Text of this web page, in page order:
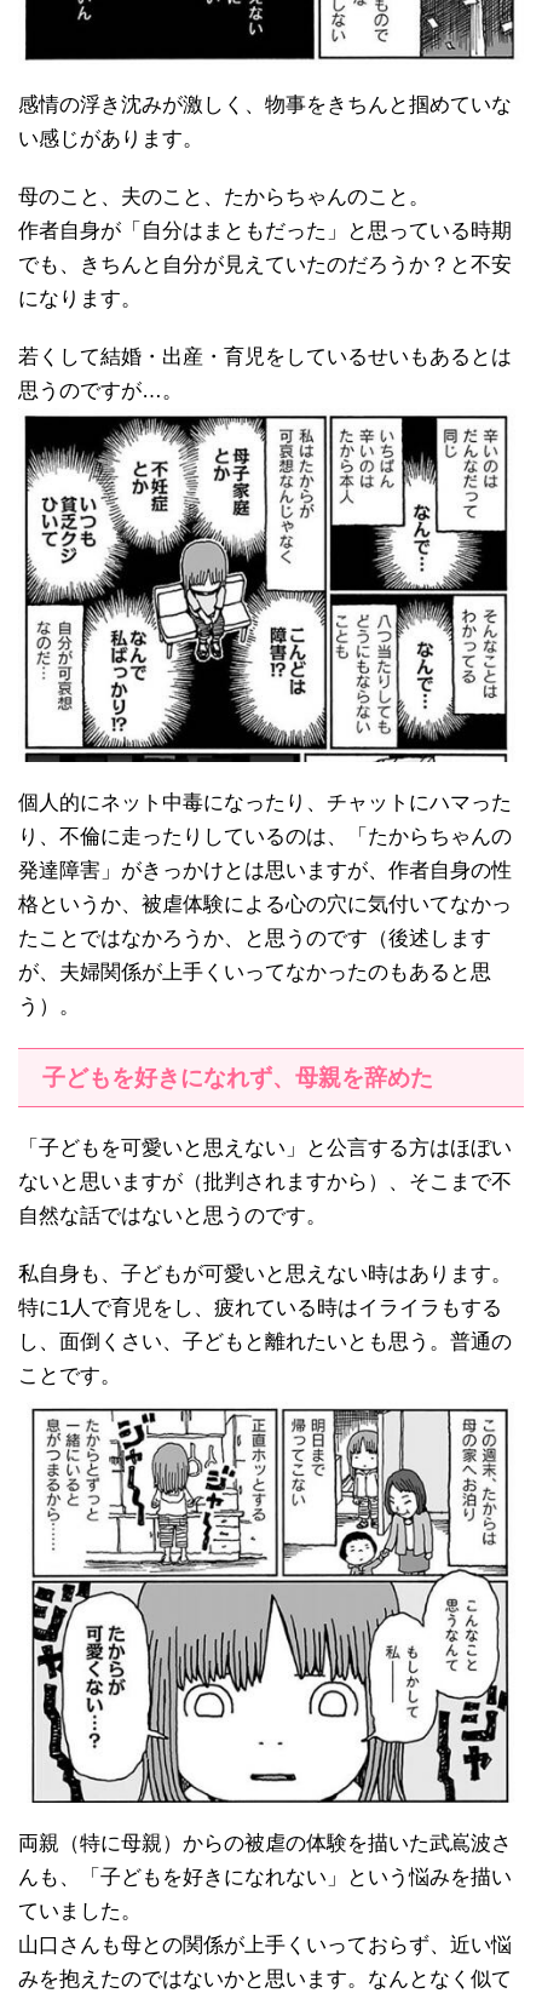
感情の浮き沈みが激しく、物事をきちんと掴めていな
い感じがあります。
母のこと、夫のこと、たからちゃんのこと。
作者自身が「自分はまともだった」と思っている時期
でも、きちんと自分が見えていたのだろうか？と不安
になります。
若くして結婚・出産・育児をしているせいもあるとは
思うのですが…。
個人的にネット中毒になったり、チャットにハマった
り、不倫に走ったりしているのは、「たからちゃんの
発達障害」がきっかけとは思いますが、作者自身の性
格というか、被虐体験による心の穴に気付いてなかっ
たことではなかろうか、と思うのです（後述します
が、夫婦関係が上手くいってなかったのもあると思
う）。
子どもを好きになれず、母親を辞めた
「子どもを可愛いと思えない」と公言する方はほぼい
ないと思いますが（批判されますから）、そこまで不
自然な話ではないと思うのです。
私自身も、子どもが可愛いと思えない時はあります。
特に1人で育児をし、疲れている時はイライラもする
し、面倒くさい、子どもと離れたいとも思う。普通の
ことです。
両親（特に母親）からの被虐の体験を描いた武嶌波さ
んも、「子どもを好きになれない」という悩みを描い
ていました。
山口さんも母との関係が上手くいっておらず、近い悩
みを抱えたのではないかと思います。なんとなく似て